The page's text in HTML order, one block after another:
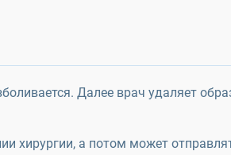
Далее врач удаляет
хирургии, а потом может